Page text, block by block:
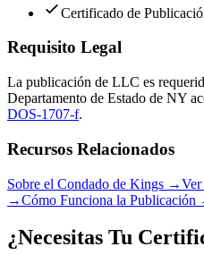
Certificado de
Requisito Legal
La publicación de LLC es
Departamento de Estado de NY
DOS-1707-f.
Recursos Relacionados
Sobre el Condado de Kings →
→Cómo Funciona la Publicación
¿Necesitas Tu